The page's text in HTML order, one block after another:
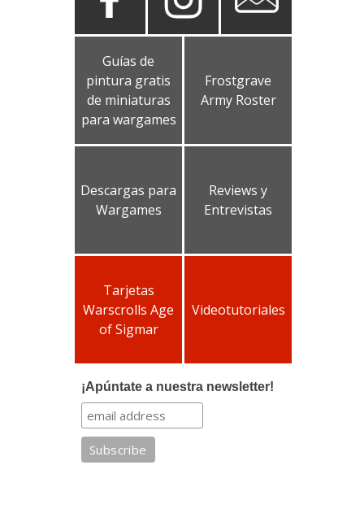
Guías de
pintura gratis
de miniaturas
para wargames
Frostgrave
Army Roster
Descargas para
Wargames
Reviews y
Entrevistas
Tarjetas
Warscrolls Age
of Sigmar
Videotutoriales
¡Apúntate a nuestra newsletter!